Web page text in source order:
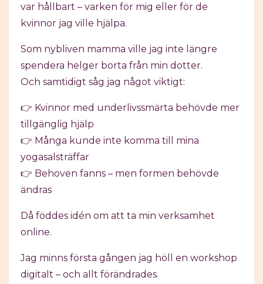
var hållbart – varken för mig eller för de
kvinnor jag ville hjälpa.
Som nybliven mamma ville jag inte längre
spendera helger borta från min dotter.
Och samtidigt såg jag något viktigt:
👉 Kvinnor med underlivssmärta behövde mer
tillgänglig hjälp
👉 Många kunde inte komma till mina
yogasalsträffar
👉 Behoven fanns – men formen behövde
ändras
Då föddes idén om att ta min verksamhet
online.
Jag minns första gången jag höll en workshop
digitalt – och allt förändrades.